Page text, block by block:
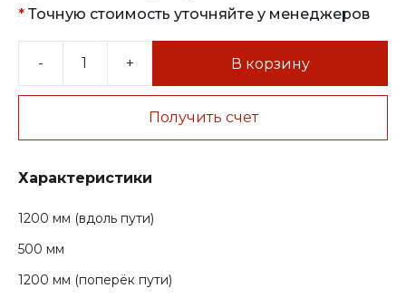
* Точную стоимость уточняйте у менеджеров
- + В корзину
Получить счет
Характеристики
1200 мм (вдоль пути)
500 мм
1200 мм (поперёк пути)